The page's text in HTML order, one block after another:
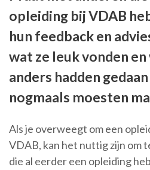
opleiding bij VDAB
hun feedback en
wat ze leuk vonden
anders hadden
nogmaals moesten
Als je overweegt om een
VDAB, kan het nuttig zijn om
die al eerder een opleiding